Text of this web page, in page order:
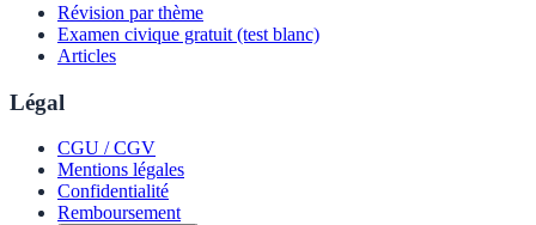
Révision par thème
Examen civique gratuit (test blanc)
Articles
Légal
CGU / CGV
Mentions légales
Confidentialité
Remboursement